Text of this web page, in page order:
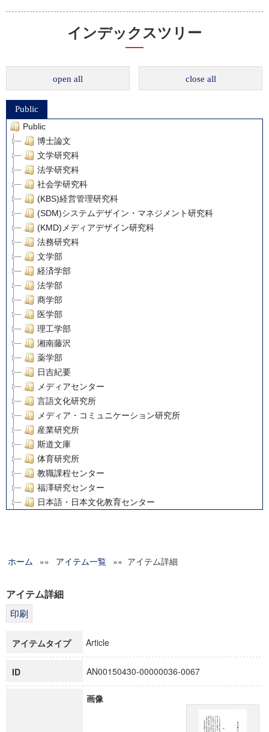
インデックスツリー
open all close all
Public
Public
博士論文
文学研究科
法学研究科
社会学研究科
(KBS)経営管理研究科
(SDM)システムデザイン・マネジメント研究科
(KMD)メディアデザイン研究科
法務研究科
文学部
経済学部
法学部
商学部
医学部
理工学部
湘南藤沢
薬学部
日吉紀要
メディアセンター
言語文化研究所
メディア・コミュニケーション研究所
産業研究所
斯道文庫
体育研究所
教職課程センター
福澤研究センター
日本語・日本文化教育センター
グローバルリサーチインスティテュート
科学研究費補助金研究成果報告書
博士課程教育リーディングプログラム「超成熟社会発展のサ
ホーム »» アイテム一覧 »» アイテム詳細
アイテム詳細
アイテムタイプ Article
ID AN00150430-00000036-0067
画像